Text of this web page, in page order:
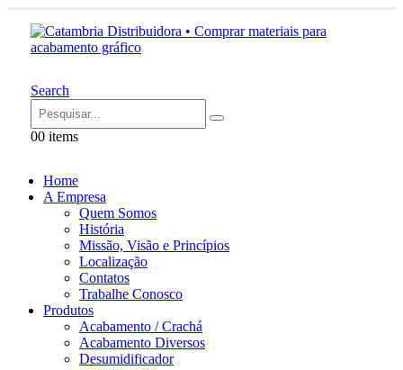
Search
00 items
Home
A Empresa
Quem Somos
História
Missão, Visão e Princípios
Localização
Contatos
Trabalhe Conosco
Produtos
Acabamento / Crachá
Acabamento Diversos
Desumidificador